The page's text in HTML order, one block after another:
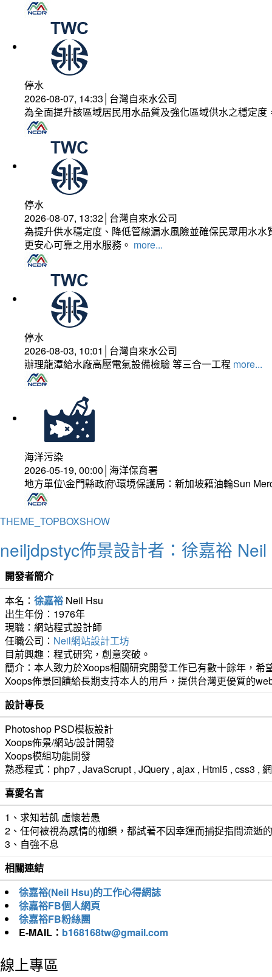
停水
2026-08-07, 14:33│台灣自來水公司
為全面提升該區域居民用水品質及強化區域供水之穩定
停水
2026-08-07, 13:32│台灣自來水公司
為提升供水穩定度、降低管線漏水風險並確保民眾用水
更安心可靠之用水服務。 more...
停水
2026-08-03, 10:01│台灣自來水公司
辦理龍潭給水廠高壓電氣設備檢驗 等三合一工程 more...
海洋污染
2026-05-19, 00:00│海洋保育署
地方單位\金門縣政府\環境保護局：新加坡籍油輪Sun
THEME_TOPBOXSHOW
neiljdpstyc佈景設計者：徐嘉裕
開發者簡介
本名： 徐嘉裕 Neil Hsu
出生年份：1976年
現職：網站程式設計師
任職公司： Neil網站設計工坊
目前興趣：程式研究，創意突破。
簡介：本人致力於Xoops相關研究開發工作已有數十餘年，
Xoops佈景回饋給長期支持本人的用戶，提供台灣更優質的
設計專長
Photoshop PSD模板設計
Xoops佈景/網站/設計開發
Xoops模組功能開發
熟悉程式：php7 , JavaScrupt , JQuery , ajax , Html5 , css3 ,
喜愛名言
1、求知若飢 虛懷若愚
2、任何被視為感情的枷鎖，都試著不因幸運而捕捉指間流逝
3、自強不息
相關連結
徐嘉裕(Neil Hsu)的工作心得網誌
徐嘉裕FB個人網頁
徐嘉裕FB粉絲團
E-MAIL： b168168tw@gmail.com
線上專區